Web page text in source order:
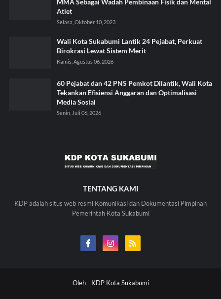
Atlet
Selasa, Oktober 10, 2023
Wali Kota Sukabumi Lantik 24 Pejabat, Perkuat
Birokrasi Lewat Sistem Merit
Kamis, Agustus 06, 2026
60 Pejabat dan 42 PNS Pemkot Dilantik, Wali Kota
Tekankan Efisiensi Anggaran dan Optimalisasi
Media Sosial
Senin, Juli 06, 2026
TENTANG KAMI
KDP adalah situs web resmi Komunikasi dan Dokumentasi Pimpinan
Pemerintah Kota Sukabumi
Oleh - KDP Kota Sukabumi